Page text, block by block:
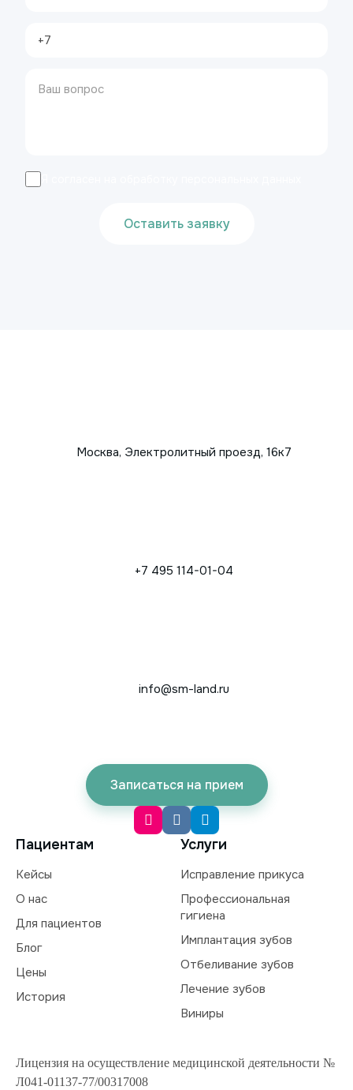
Оставить заявку
Москва, Электролитный проезд, 16к7
+7 495 114-01-04
info@sm-land.ru
Записаться на прием
Пациентам
Кейсы
О нас
Для пациентов
Блог
Цены
История
Услуги
Исправление прикуса
Профессиональная
гигиена
Имплантация зубов
Отбеливание зубов
Лечение зубов
Виниры
Лицензия на осуществление медицинской деятельности №
Л041-01137-77/00317008